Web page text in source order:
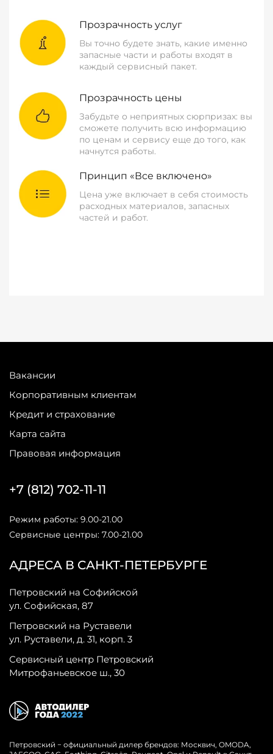
Прозрачность услуг
Вы точно будете знать, какие именно
запасные части и работы входят в
каждый сервисный пакет.
Прозрачность цены
Забудьте о неприятных сюрпризах: вы
сможете получить всю информацию
по ценам и сервису еще до того, как
начнутся работы.
Принцип «Все включено»
Цена уже включает в себя стоимость
расходных материалов, запасных
частей и работ.
Вакансии
Корпоративным клиентам
Кредит и страхование
Карта сайта
Правовая информация
АДРЕСА В САНКТ-ПЕТЕРБУРГЕ
Петровский на Софийской
ул. Софийская, 87
Петровский на Руставели
ул. Руставели, д. 31, корп. 3
Сервисный центр Петровский
Митрофаньевское ш., 30
+7 (812) 702-11-11
Режим работы: 9.00-21.00
Сервисные центры: 7.00-21.00
Петровский − официальный дилер брендов: Москвич, OMODA,